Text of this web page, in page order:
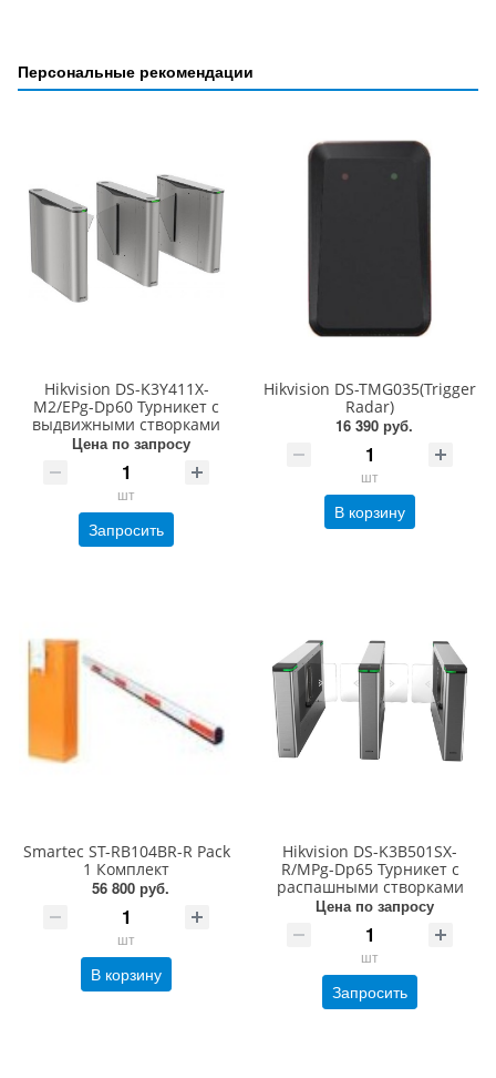
Персональные рекомендации
Hikvision DS-K3Y411X-
M2/EPg-Dp60 Турникет с
выдвижными створками
Цена по запросу
шт
Запросить
Hikvision DS-TMG035(Trigger
Radar)
16 390 руб.
шт
В корзину
Smartec ST-RB104BR-R Pack
1 Комплект
56 800 руб.
шт
В корзину
Hikvision DS-K3B501SX-
R/MPg-Dp65 Турникет с
распашными створками
Цена по запросу
шт
Запросить